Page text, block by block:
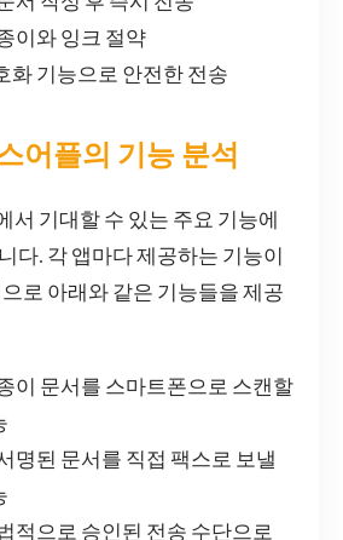
이와 잉크 절약
화 기능으로 안전한 전송
어플의 기능 분석
서 기대할 수 있는 주요 기능에
다. 각 앱마다 제공하는 기능이
로 아래와 같은 기능들을 제공
이 문서를 스마트폰으로 스캔할
명된 문서를 직접 팩스로 보낼
적으로 승인된 전송 수단으로